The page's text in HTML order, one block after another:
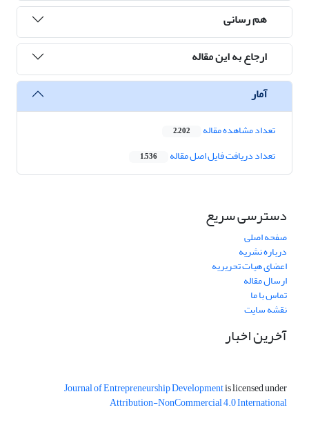
هم رسانی
ارجاع به این مقاله
آمار
تعداد مشاهده مقاله 2,202
تعداد دریافت فایل اصل مقاله 1,536
دسترسی سریع
صفحه اصلی
درباره نشریه
اعضای هیات تحریریه
ارسال مقاله
تماس با ما
نقشه سایت
آخرین اخبار
Journal of Entrepreneurship Developmentis licensed under
Attribution-NonCommercial 4.0 International